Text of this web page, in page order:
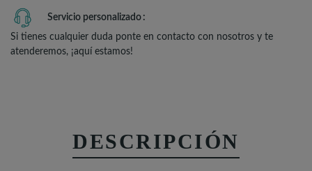
Servicio personalizado
Si tienes cualquier duda ponte en contacto con nosotros y te
atenderemos, ¡aquí estamos!
DESCRIPCIÓN